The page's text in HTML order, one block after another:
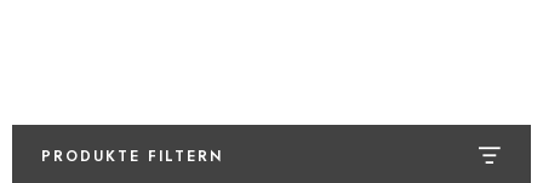
PRODUKTE FILTERN